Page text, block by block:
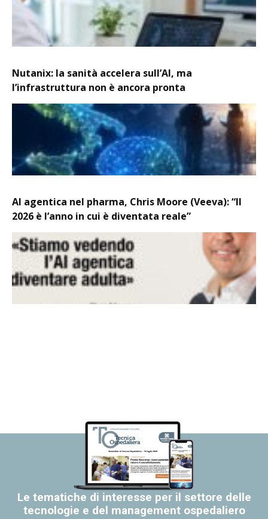
Nutanix: la sanità accelera sull’AI, ma
l’infrastruttura non è ancora pronta
AI agentica nel pharma, Chris Moore (Veeva): “Il
2026 è l’anno in cui è diventata reale”
Le tematiche di interesse per il settore delle
tecnologie e del management ospedaliero